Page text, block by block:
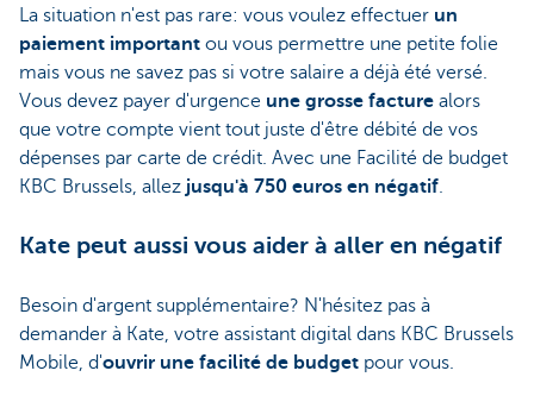
La situation n'est pas rare: vous voulez effectuer un
paiement important ou vous permettre une petite folie
mais vous ne savez pas si votre salaire a déjà été versé.
Vous devez payer d'urgence une grosse facture alors
que votre compte vient tout juste d'être débité de vos
dépenses par carte de crédit. Avec une Facilité de budget
KBC Brussels, allez jusqu'à 750 euros en négatif.
Kate peut aussi vous aider à aller en négatif
Besoin d'argent supplémentaire? N'hésitez pas à
demander à Kate, votre assistant digital dans KBC Brussels
Mobile, d'ouvrir une facilité de budget pour vous.